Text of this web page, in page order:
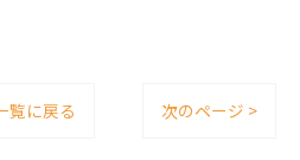
覧に戻る 次のページ >